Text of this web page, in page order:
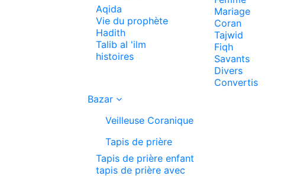
Aqida
Vie du prophète
Hadith
Talib al 'ilm
histoires
Mariage
Coran
Tajwid
Fiqh
Savants
Divers
Convertis
Bazar
Veilleuse Coranique
Tapis de prière
Tapis de prière enfant
tapis de prière avec